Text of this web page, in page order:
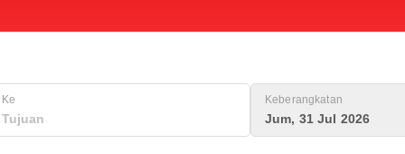
Ke Keberangkatan
Jum, 31 Jul 2026